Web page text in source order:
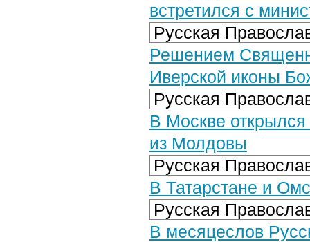
встретился с
Русская
Решением
Иверской иконы
Русская
В Москве
из Молдовы
Русская
В Татарстане и
Русская
В месяцеслов